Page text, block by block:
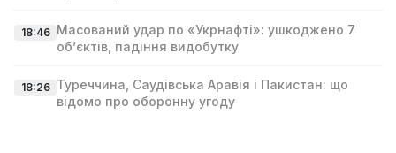
18:46 Масований удар по «Укрнафті»: ушкоджено 7
об’єктів, падіння видобутку
18:26 Туреччина, Саудівська Аравія і Пакистан: що
відомо про оборонну угоду